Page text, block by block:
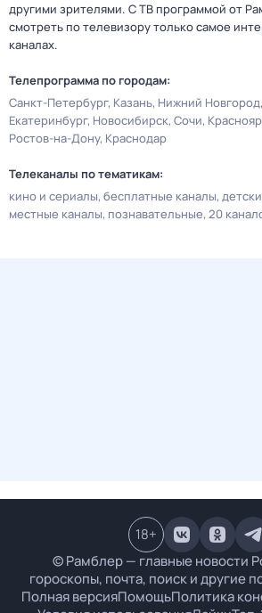
другими зрителями. С ТВ программой от
смотреть по телевизору только самое
каналах.
Телепрограмма по городам:
Санкт-Петербург Казань Нижний Новгород
Екатеринбург Новосибирск Сочи
Ростов-на-Дону Краснодар
Телеканалы по тематикам:
кино и сериалы бесплатные каналы
местные каналы познавательные 20
© Рамблер — главные новости
гороскопы, почта, поиск и другие
Полная версияПомощьПолитика
18+